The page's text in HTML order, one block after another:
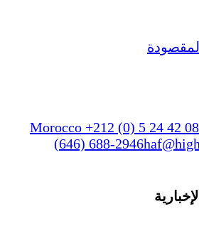
Morocco +212 (0) 5 24 42
(646) 688-2946